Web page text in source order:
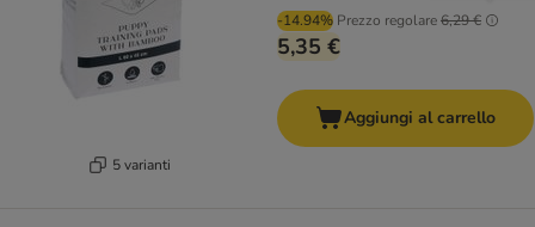
5 varianti
-14.94% Prezzo regolare6,29 €
5,35 €
Aggiungi al carrello